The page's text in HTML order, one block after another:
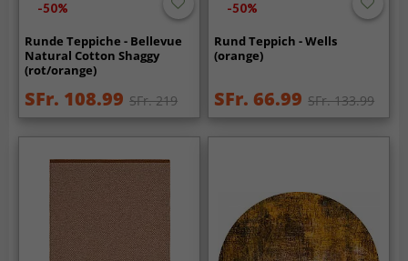
-50%
Runde Teppiche - Bellevue
Natural Cotton Shaggy
(rot/orange)
SFr. 108.99 SFr. 219
-50%
Rund Teppich - Wells
(orange)
SFr. 66.99 SFr. 133.99